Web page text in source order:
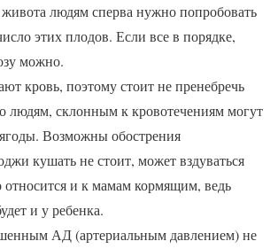
живота людям сперва нужно попробовать
этих плодов. Если все в порядке,
можно.
кровь, поэтому стоит не пренебречь
людям, склонным к кровотечениям могут
Возможны обострения
кушать не стоит, может вздуваться
и к мамам кормящим, ведь
и у ребенка.
АД (артериальным давлением) не